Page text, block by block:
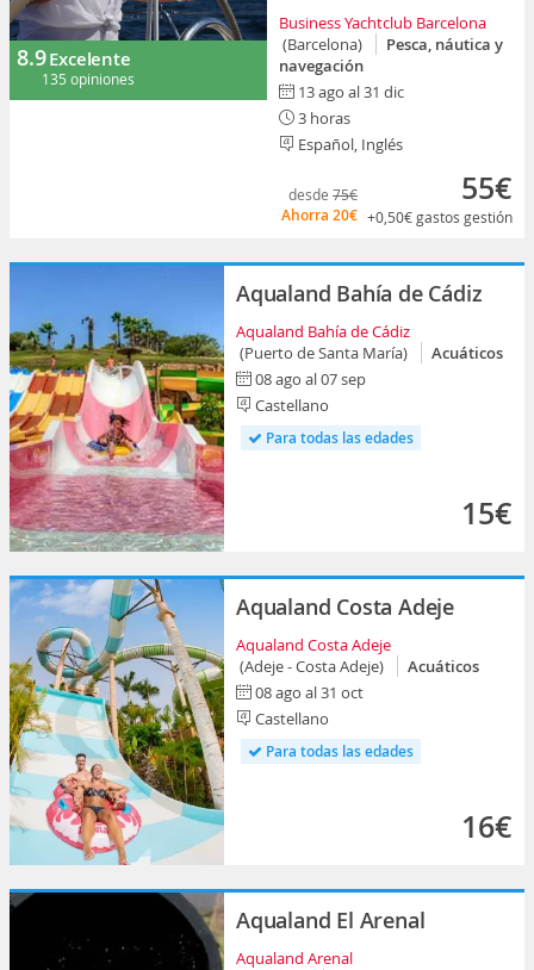
8.9Excelente
135 opiniones
Business Yachtclub Barcelona
(Barcelona)
Pesca, náutica y
navegación
13 ago al 31 dic
3 horas
Español, Inglés
desde 75€
Ahorra 20€
55€
+0,50€gastos gestión
Aqualand Bahía de Cádiz
Aqualand Bahía de Cádiz
(Puerto de Santa María)
Acuáticos
08 ago al 07 sep
Castellano
Para todas las edades
15€
Aqualand Costa Adeje
Aqualand Costa Adeje
(Adeje - Costa Adeje)
Acuáticos
08 ago al 31 oct
Castellano
Para todas las edades
16€
Aqualand El Arenal
Aqualand Arenal